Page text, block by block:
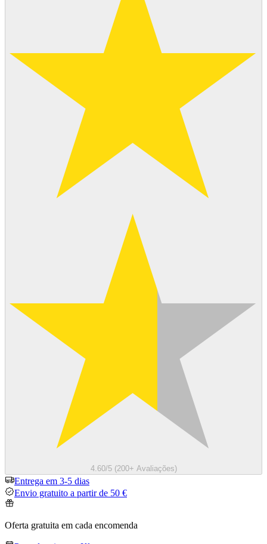
4.60/5 (200+ Avaliações)
Entrega em 3-5 dias
Envio gratuito a partir de 50 €
Oferta gratuita em cada encomenda